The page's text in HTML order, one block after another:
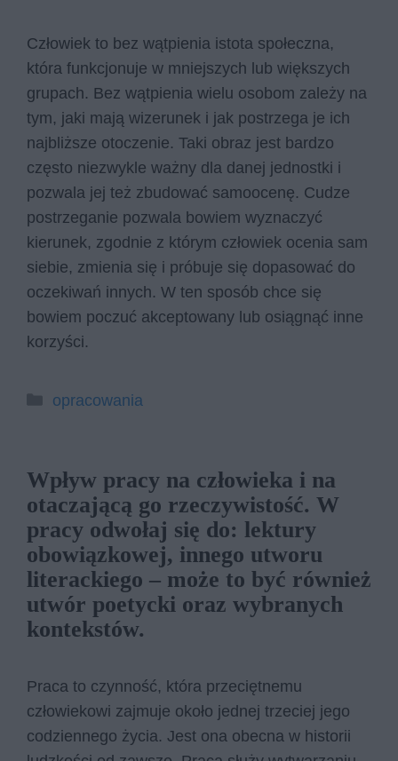
Człowiek to bez wątpienia istota społeczna,
która funkcjonuje w mniejszych lub większych
grupach. Bez wątpienia wielu osobom zależy na
tym, jaki mają wizerunek i jak postrzega je ich
najbliższe otoczenie. Taki obraz jest bardzo
często niezwykle ważny dla danej jednostki i
pozwala jej też zbudować samoocenę. Cudze
postrzeganie pozwala bowiem wyznaczyć
kierunek, zgodnie z którym człowiek ocenia sam
siebie, zmienia się i próbuje się dopasować do
oczekiwań innych. W ten sposób chce się
bowiem poczuć akceptowany lub osiągnąć inne
korzyści.
Kategorie
opracowania
Wpływ pracy na człowieka i na
otaczającą go rzeczywistość. W
pracy odwołaj się do: lektury
obowiązkowej, innego utworu
literackiego – może to być również
utwór poetycki oraz wybranych
kontekstów.
Praca to czynność, która przeciętnemu
człowiekowi zajmuje około jednej trzeciej jego
codziennego życia. Jest ona obecna w historii